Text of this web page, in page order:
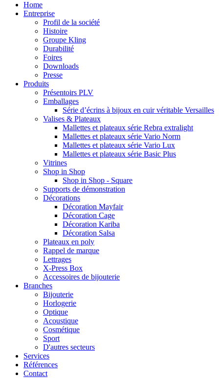
Home
Entreprise
Profil de la société
Histoire
Groupe Kling
Durabilité
Foires
Downloads
Presse
Produits
Présentoirs PLV
Emballages
Série d’écrins à bijoux en cuir véritable Versailles
Valises & Plateaux
Mallettes et plateaux série Rebra extralight
Mallettes et plateaux série Vario Norm
Mallettes et plateaux série Vario Lux
Mallettes et plateaux série Basic Plus
Vitrines
Shop in Shop
Shop in Shop - Square
Supports de démonstration
Décorations
Décoration Mayfair
Décoration Cage
Décoration Kariba
Décoration Salsa
Plateaux en poly
Rappel de marque
Lettrages
X-Press Box
Accessoires de bijouterie
Branches
Bijouterie
Horlogerie
Optique
Acoustique
Cosmétique
Sport
D'autres secteurs
Services
Références
Contact